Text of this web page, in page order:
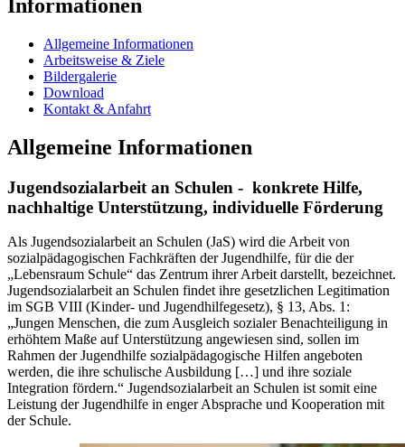
Informationen
Allgemeine Informationen
Arbeitsweise & Ziele
Bildergalerie
Download
Kontakt & Anfahrt
Allgemeine Informationen
Jugendsozialarbeit an Schulen - konkrete Hilfe,
nachhaltige Unterstützung, individuelle Förderung
Als Jugendsozialarbeit an Schulen (JaS) wird die Arbeit von
sozialpädagogischen Fachkräften der Jugendhilfe, für die der
„Lebensraum Schule“ das Zentrum ihrer Arbeit darstellt, bezeichnet.
Jugendsozialarbeit an Schulen findet ihre gesetzlichen Legitimation
im SGB VIII (Kinder- und Jugendhilfegesetz), § 13, Abs. 1:
„Jungen Menschen, die zum Ausgleich sozialer Benachteiligung in
erhöhtem Maße auf Unterstützung angewiesen sind, sollen im
Rahmen der Jugendhilfe sozialpädagogische Hilfen angeboten
werden, die ihre schulische Ausbildung […] und ihre soziale
Integration fördern.“ Jugendsozialarbeit an Schulen ist somit eine
Leistung der Jugendhilfe in enger Absprache und Kooperation mit
der Schule.